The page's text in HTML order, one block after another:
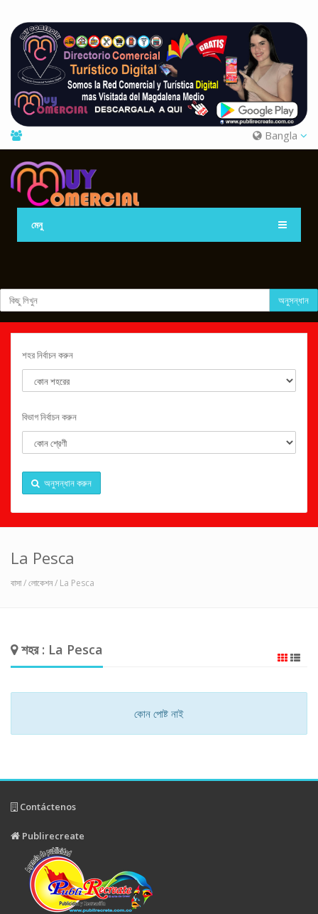
Bangla
মেনু
অনুসন্ধান
শহর নির্বাচন করুন
বিভাগ নির্বাচন করুন
অনুসন্ধান করুন
La Pesca
বাসা/লোকেশন/ La Pesca
শহর : La Pesca
কোন পোষ্ট নাই
Contáctenos
Publirecreate